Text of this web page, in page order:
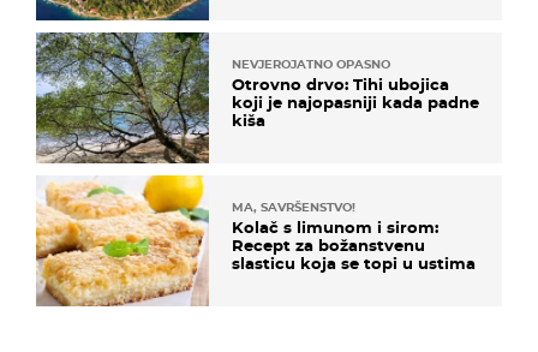
NEVJEROJATNO OPASNO
Otrovno drvo: Tihi ubojica
koji je najopasniji kada padne
kiša
MA, SAVRŠENSTVO!
Kolač s limunom i sirom:
Recept za božanstvenu
slasticu koja se topi u ustima